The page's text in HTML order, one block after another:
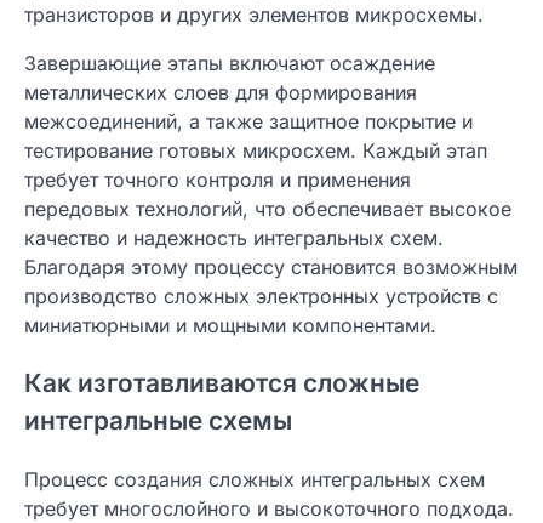
транзисторов и других элементов микросхемы.
Завершающие этапы включают осаждение
металлических слоев для формирования
межсоединений, а также защитное покрытие и
тестирование готовых микросхем. Каждый этап
требует точного контроля и применения
передовых технологий, что обеспечивает высокое
качество и надежность интегральных схем.
Благодаря этому процессу становится возможным
производство сложных электронных устройств с
миниатюрными и мощными компонентами.
Как изготавливаются сложные
интегральные схемы
Процесс создания сложных интегральных схем
требует многослойного и высокоточного подхода.